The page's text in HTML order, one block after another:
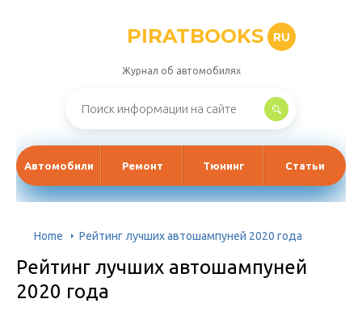
PIRATBOOKS RU
Журнал об автомобилях
Автомобили Ремонт Тюнинг Статьи
Home Рейтинг лучших автошампуней 2020 года
Рейтинг лучших автошампуней
2020 года